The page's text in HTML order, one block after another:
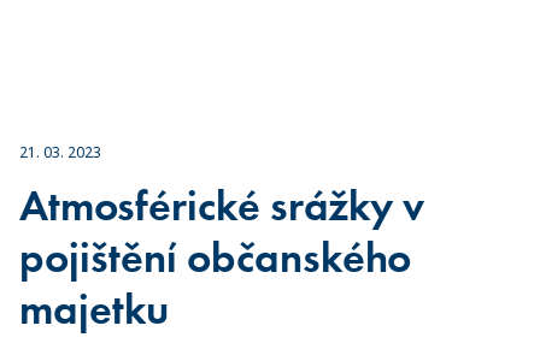
21. 03. 2023
Atmosférické srážky v
pojištění občanského
majetku